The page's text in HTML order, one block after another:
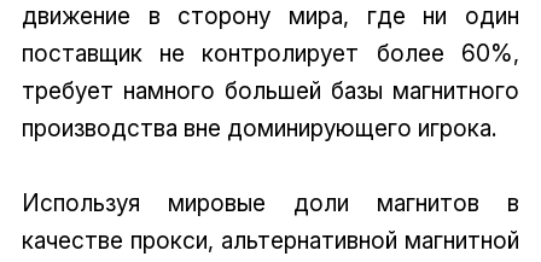
движение в сторону мира, где ни один
поставщик не контролирует более 60%,
требует намного большей базы магнитного
производства вне доминирующего игрока.
Используя мировые доли магнитов в
качестве прокси, альтернативной магнитной